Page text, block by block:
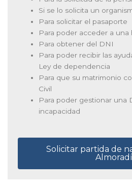
Si se lo solicita un
Para solicitar el pasaporte
Para poder acceder a una
Para obtener del DNI
Para poder recibir las
Ley de dependencia
Para que su matrimonio
Civil
Para poder gestionar una
incapacidad
Solicitar partida de
Almoradí